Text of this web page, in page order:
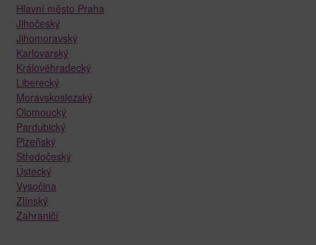
Hlavní město Praha
Jihočeský
Jihomoravský
Karlovarský
Královéhradecký
Liberecký
Moravskoslezský
Olomoucký
Pardubický
Plzeňský
Středočeský
Ústecký
Vysočina
Zlínský
Zahraničí